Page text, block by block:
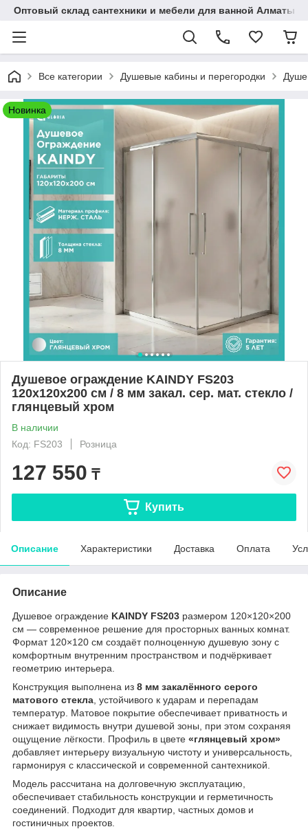
Оптовый склад сантехники и мебели для ванной Алматы •
Все категории Душевые кабины и перегородки
Новинка
Душевое ограждение KAINDY FS203
120х120х200 см / 8 мм закал. сер. мат. стекло /
глянцевый хром
В наличии
Код: FS203
Розница
127 550 ₸
Купить
Описание Характеристики Доставка Оплата
Описание
Душевое ограждение KAINDY FS203 размером 120×120×200
см — современное решение для просторных ванных комнат.
Формат 120×120 см создаёт полноценную душевую зону с
комфортным внутренним пространством и подчёркивает
геометрию интерьера.
Конструкция выполнена из 8 мм закалённого серого
матового стекла , устойчивого к ударам и перепадам
температур. Матовое покрытие обеспечивает приватность и
снижает видимость внутри душевой зоны, при этом сохраняя
ощущение лёгкости. Профиль в цвете «глянцевый хром»
добавляет интерьеру визуальную чистоту и универсальность,
гармонируя с классической и современной сантехникой.
Модель рассчитана на долговечную эксплуатацию,
обеспечивает стабильность конструкции и герметичность
соединений. Подходит для квартир, частных домов и
гостиничных проектов.